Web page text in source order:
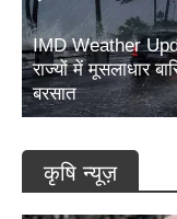
IMD Weather
राज्यों में मूसलाधार
बरसात
कृषि न्यूज़